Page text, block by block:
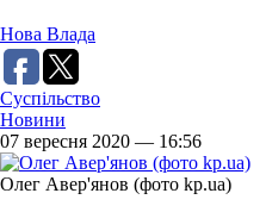
Нова Влада
Суспільство
Новини
07 вересня 2020 — 16:56
Олег Авер'янов (фото kp.ua)